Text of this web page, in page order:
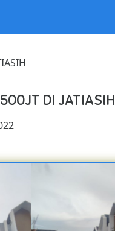
DI JATIASIH